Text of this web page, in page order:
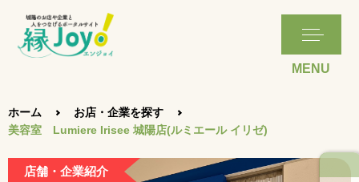
ホーム
お店・企業を探す
美容室 Lumiere Irisee 城陽店(ルミエール イリゼ)
店舗・企業紹介